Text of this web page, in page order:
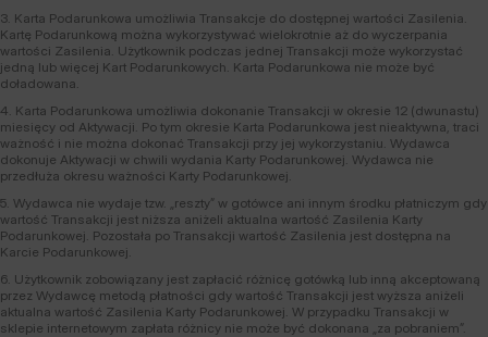
3. Karta Podarunkowa umożliwia Transakcje do dostępnej wartości Zasilenia.
Kartę Podarunkową można wykorzystywać wielokrotnie aż do wyczerpania
wartości Zasilenia. Użytkownik podczas jednej Transakcji może wykorzystać
jedną lub więcej Kart Podarunkowych. Karta Podarunkowa nie może być
doładowana.
4. Karta Podarunkowa umożliwia dokonanie Transakcji w okresie 12 (dwunastu)
miesięcy od Aktywacji. Po tym okresie Karta Podarunkowa jest nieaktywna, traci
ważność i nie można dokonać Transakcji przy jej wykorzystaniu. Wydawca
dokonuje Aktywacji w chwili wydania Karty Podarunkowej. Wydawca nie
przedłuża okresu ważności Karty Podarunkowej.
5. Wydawca nie wydaje tzw. „reszty” w gotówce ani innym środku płatniczym gdy
wartość Transakcji jest niższa aniżeli aktualna wartość Zasilenia Karty
Podarunkowej. Pozostała po Transakcji wartość Zasilenia jest dostępna na
Karcie Podarunkowej.
6. Użytkownik zobowiązany jest zapłacić różnicę gotówką lub inną akceptowaną
przez Wydawcę metodą płatności gdy wartość Transakcji jest wyższa aniżeli
aktualna wartość Zasilenia Karty Podarunkowej. W przypadku Transakcji w
sklepie internetowym zapłata różnicy nie może być dokonana „za pobraniem”.